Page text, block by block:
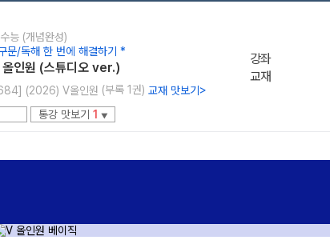
능 (개념완성)
문/독해 한 번에 해결하기 *
인원 (스튜디오 ver.)
(2026) V올인원 (부록 1권) 교재 맛보기 >
통강 맛보기 1 ▼
강좌
교재